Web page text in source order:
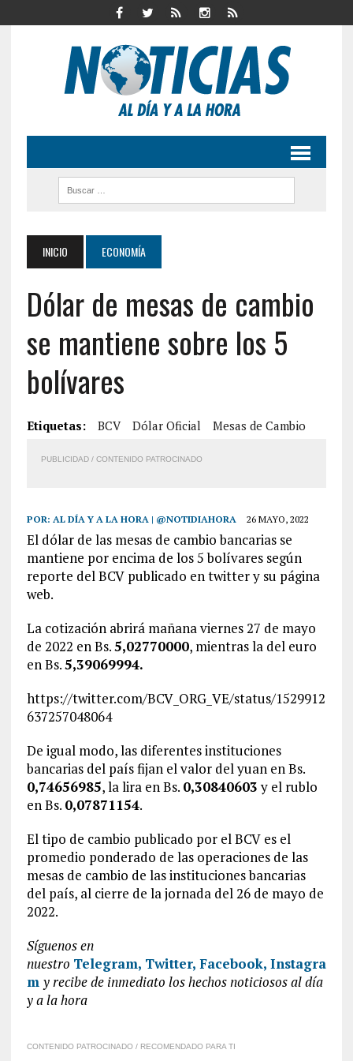
INICIO ECONOMÍA
Dólar de mesas de cambio
se mantiene sobre los 5
bolívares
Etiquetas: BCV Dólar Oficial Mesas de Cambio
PUBLICIDAD / CONTENIDO PATROCINADO
POR: AL DÍA Y A LA HORA | @NOTIDIAHORA 26 MAYO, 2022
El dólar de las mesas de cambio bancarias se
mantiene por encima de los 5 bolívares según
reporte del BCV publicado en twitter y su página
web.
La cotización abrirá mañana viernes 27 de mayo
de 2022 en Bs.5,02770000, mientras la del euro
en Bs.5,39069994.
https://twitter.com/BCV_ORG_VE/status/1529912
637257048064
De igual modo, las diferentes instituciones
bancarias del país fijan el valor del yuan en Bs.
0,74656985, la lira en Bs. 0,30840603y el rublo
en Bs. 0,07871154.
El tipo de cambio publicado por el BCV es el
promedio ponderado de las operaciones de las
mesas de cambio de las instituciones bancarias
del país, al cierre de la jornada del 26 de mayo de
2022.
Síguenos en
nuestro Telegram, Twitter, Facebook, Instagra
m y recibe de inmediato los hechos noticiosos al día
y a la hora
CONTENIDO PATROCINADO / RECOMENDADO PARA TI